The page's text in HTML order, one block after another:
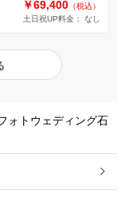
￥69,400 （税込）
土日祝UP料金： なし
ォトウェディング石